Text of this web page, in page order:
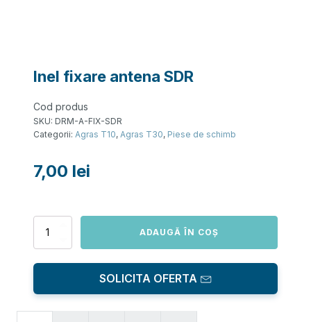
Inel fixare antena SDR
Cod produs
SKU: DRM-A-FIX-SDR
Categorii: Agras T10, Agras T30, Piese de schimb
7,00 lei
Cantitate
antena
ADAUGĂ ÎN COȘ
SOLICITA OFERTA